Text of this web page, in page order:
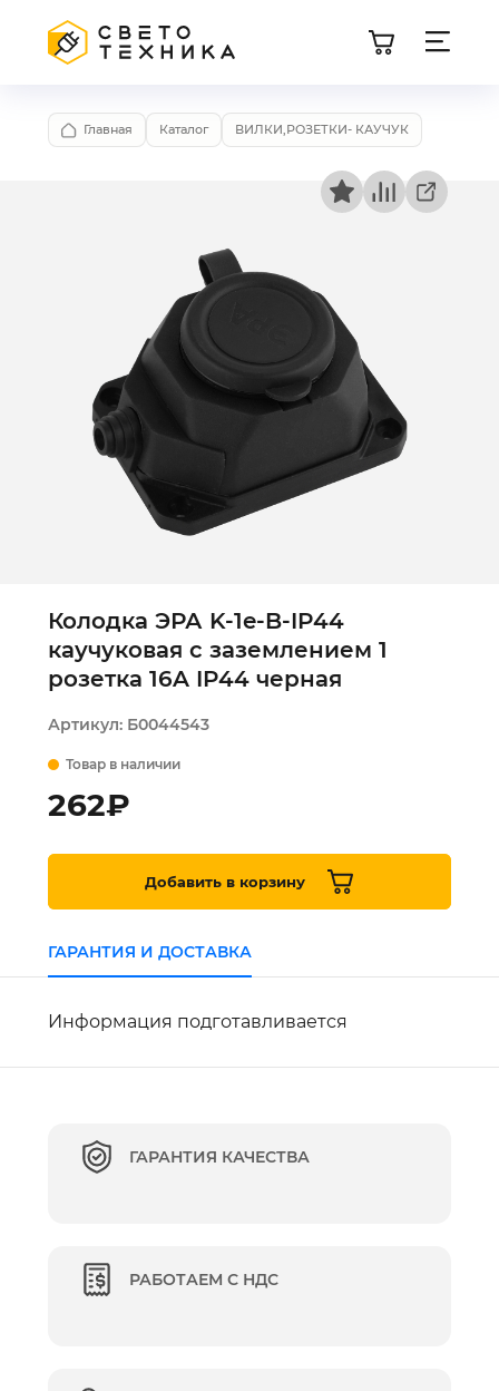
Главная Каталог ВИЛКИ,РОЗЕТКИ- КАУЧУК
Колодка ЭРА K-1e-B-IP44
каучуковая с заземлением 1
розетка 16A IP44 черная
Артикул: Б0044543
Товар в наличии
262₽
Добавить в корзину
ГАРАНТИЯ И ДОСТАВКА
Информация подготавливается
ГАРАНТИЯ КАЧЕСТВА
РАБОТАЕМ С НДС